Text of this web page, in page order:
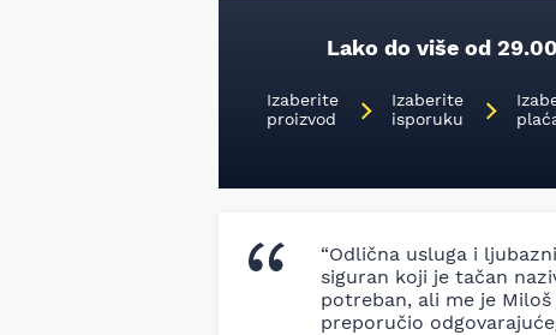
Lako do više od
Izaberite
proizvod
Izaberite
isporuku
“Odlična usluga i
siguran koji je tačan
potreban, ali me je
preporučio